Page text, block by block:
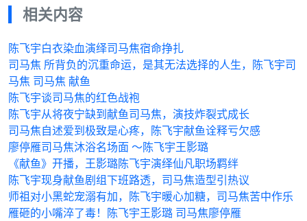
相关内容
陈飞宇白衣染血演绎司马焦宿命挣扎
司马焦 所背负的沉重命运，是其无法选择的人生，陈飞宇司
马焦 司马焦 献鱼
陈飞宇谈司马焦的红色战袍
陈飞宇从将夜宁缺到献鱼司马焦，演技炸裂式成长
司马焦自述爱到极致是心疼，陈飞宇献鱼诠释亏欠感
廖停雁司马焦沐浴名场面 ～陈飞宇王影璐
《献鱼》开播，王影璐陈飞宇演绎仙凡职场羁绊
陈飞宇现身献鱼剧组下班路透，司马焦造型引热议
师祖对小黑蛇宠溺有加，陈飞宇暖心加糖，司马焦苦中作乐
雁砸的小嘴淬了毒！陈飞宇王影璐 司马焦廖停雁